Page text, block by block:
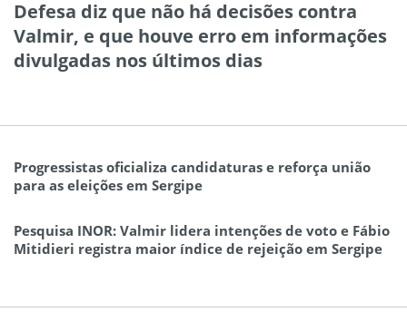
Defesa diz que não há decisões contra
Valmir, e que houve erro em informações
divulgadas nos últimos dias
Progressistas oficializa candidaturas e reforça união
para as eleições em Sergipe
Pesquisa INOR: Valmir lidera intenções de voto e Fábio
Mitidieri registra maior índice de rejeição em Sergipe